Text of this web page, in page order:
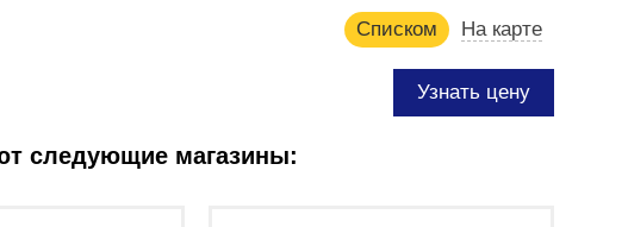
На карте
Списком
Узнать цену
следующие магазины: